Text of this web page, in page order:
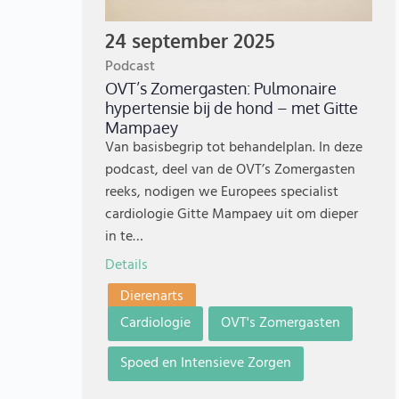
24 september 2025
Podcast
OVT’s Zomergasten: Pulmonaire
hypertensie bij de hond – met Gitte
Mampaey
Van basisbegrip tot behandelplan. In deze
podcast, deel van de OVT’s Zomergasten
reeks, nodigen we Europees specialist
cardiologie Gitte Mampaey uit om dieper
in te…
Details
Dierenarts
Cardiologie
OVT's Zomergasten
Spoed en Intensieve Zorgen